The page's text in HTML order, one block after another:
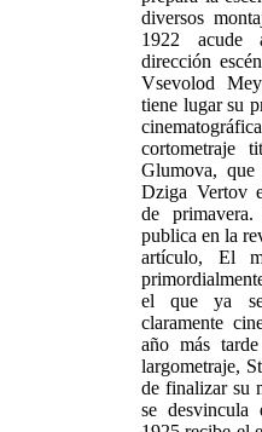
diversos
1922
dirección
Vsevolod
tiene lugar su
cortometraje
Glumova,
Dziga Vertov
de
publica en la
artículo, El
el que ya se
claramente
año más
largometraje,
de finalizar su
se desvincula